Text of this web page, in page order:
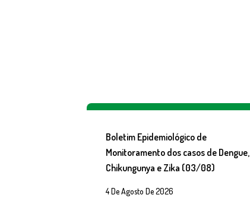
Boletim Epidemiológico de
Monitoramento dos casos de Dengue,
Chikungunya e Zika (03/08)
4 De Agosto De 2026